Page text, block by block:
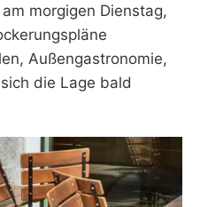
morgigen Dienstag,
Außengastronomie,
die Lage bald